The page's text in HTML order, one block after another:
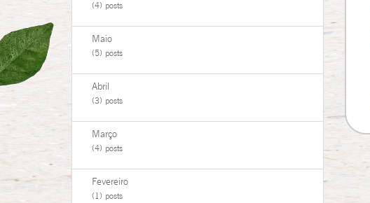
(4) posts
Maio
(5) posts
Abril
(3) posts
Março
(4) posts
Fevereiro
(1) posts